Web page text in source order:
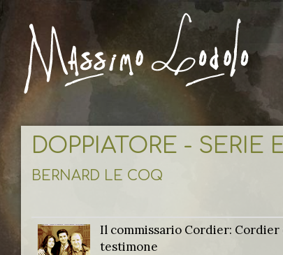
DOPPIATORE - SERIE
BERNARD LE COQ
Il commissario Cordier: Cordier
testimone